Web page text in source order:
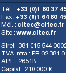
Tél. : +33 (0)1 60 37
Fax : +33 (0)1 64 80
Mél. : citec@citec.fr
Site : www.citec.fr
Siret : 381 015 544
TVA Intra : FR 02 381
APE : 2651B
Capital : 210 000 €